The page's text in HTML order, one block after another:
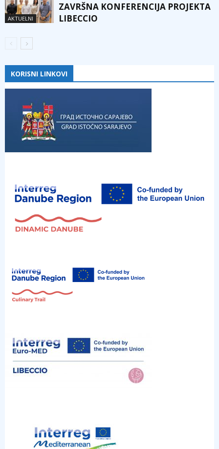
AKTUELNI
ZAVRŠNA KONFERENCIJA PROJEKTA
LIBECCIO
KORISNI LINKOVI